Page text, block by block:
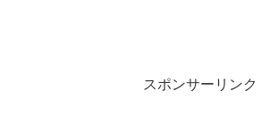
スポンサーリンク